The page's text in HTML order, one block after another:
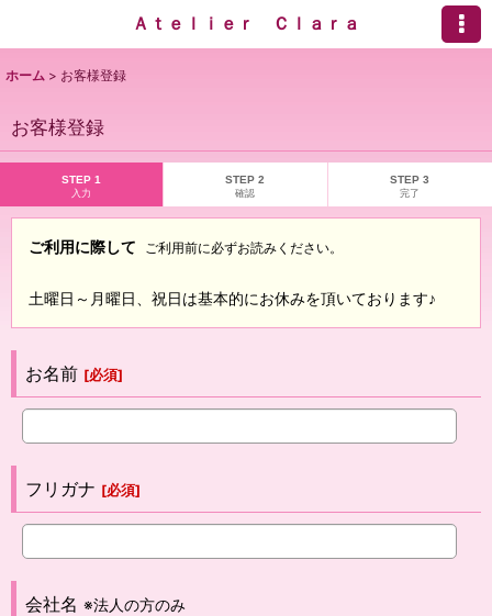
Ａｔｅｌｉｅｒ Ｃｌａｒａ
ホーム > お客様登録
お客様登録
STEP 1
入力
STEP 2
確認
STEP 3
完了
ご利用に際して ご利用前に必ずお読みください。
土曜日～月曜日、祝日は基本的にお休みを頂いております♪
お名前 [必須]
フリガナ [必須]
会社名 ※法人の方のみ